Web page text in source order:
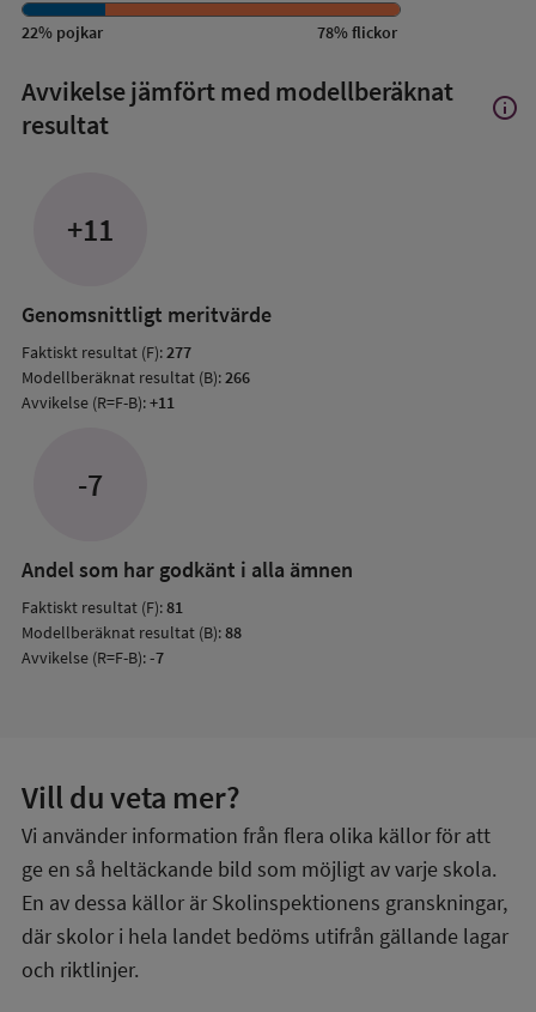
22% pojkar 78%flickor
Avvikelse jämfört med modellberäknat
resultat
Visa
info
+11
Genomsnittligt meritvärde
Faktiskt resultat (F):277
Modellberäknat resultat (B):266
Avvikelse (R=F-B):+11
-7
Andel som har godkänt i alla ämnen
Faktiskt resultat (F):81
Modellberäknat resultat (B):88
Avvikelse (R=F-B):-7
Vill du veta mer?
Vi använder information från flera olika källor för att
ge en så heltäckande bild som möjligt av varje skola.
En av dessa källor är Skolinspektionens granskningar,
där skolor i hela landet bedöms utifrån gällande lagar
och riktlinjer.